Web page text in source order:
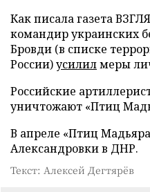
Как писала газета
командир украинских
Бровди (в списке
России)усилилмеры
Российские
уничтожают «Птиц
В апреле «Птиц
Александровки в ДНР.
Текст: Алексей Дегтярёв